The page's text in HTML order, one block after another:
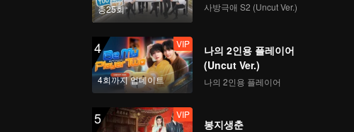
총25회 사방극애 S2 (Uncut Ver.)
4
4회까지 업데이트
VIP
나의 2인용 플레이어
(Uncut Ver.)
나의 2인용 플레이어
5 VIP
봉지생춘